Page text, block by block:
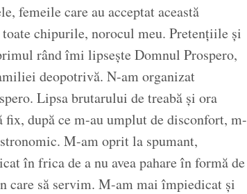
femeile care au acceptat această
chipurile, norocul meu. Pretențiile și
rând îmi lipsește Domnul Prospero,
deopotrivă. N-am organizat
Lipsa brutarului de treabă și ora
după ce m-au umplut de disconfort, m-
M-am oprit la spumant,
în frica de a nu avea pahare în formă de
care să servim. M-am mai împiedicat și